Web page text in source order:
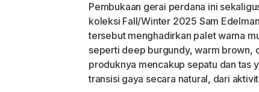
Pembukaan gerai perdana ini
koleksi Fall/Winter 2025 Sam
tersebut menghadirkan palet warna
seperti deep burgundy, warm brown,
produknya mencakup sepatu dan tas
transisi gaya secara natural, dari